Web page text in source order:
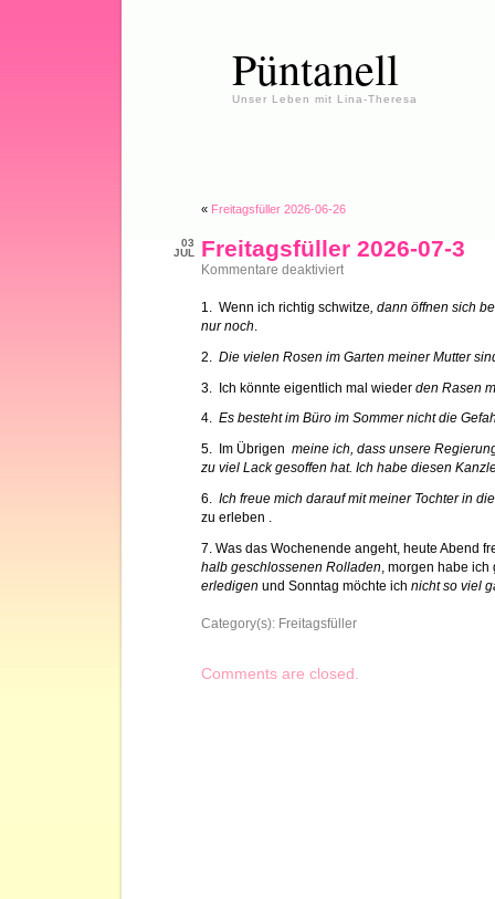
Püntanell
Unser Leben mit Lina-Theresa
« Freitagsfüller 2026-06-26
03
JUL
Freitagsfüller 2026-07-3
Kommentare deaktiviertfür
07-
1. Wenn ich richtig schwitze, dann öffnen sich
nur noch.
2. Die vielen Rosen im Garten meiner Mutter
3. Ich könnte eigentlich mal wieder den Rasen
4. Es besteht im Büro im Sommer nicht die
5. Im Übrigen meine ich, dass unsere
zu viel Lack gesoffen hat. Ich habe diesen
6. Ich freue mich darauf mit meiner Tochter in
zu erleben .
7. Was das Wochenende angeht, heute Abend
halb geschlossenen Rolladen , morgen habe
erledigen und Sonntag möchte ich nicht so viel
Category(s): Freitagsfüller
Comments are closed.